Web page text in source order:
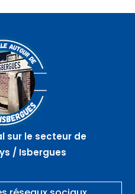
La
vieille
ville en
randonnée
–
THEROUANNE
sur le secteur de
/ Isbergues